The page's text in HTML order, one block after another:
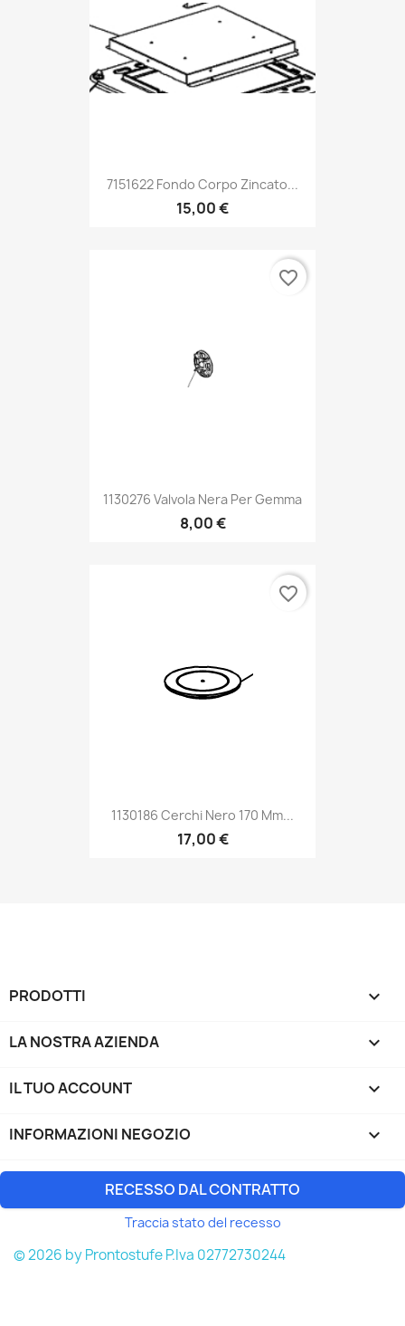
7151622 Fondo Corpo Zincato...
15,00 €
1130276 Valvola Nera Per Gemma
8,00 €
favorite_border
1130186 Cerchi Nero 170 Mm...
17,00 €
favorite_border
PRODOTTI 
LA NOSTRA AZIENDA 
IL TUO ACCOUNT 
INFORMAZIONI NEGOZIO keyboard_arrow_down
RECESSO DAL CONTRATTO
Traccia stato del recesso
© 2026 by Prontostufe P.Iva 02772730244